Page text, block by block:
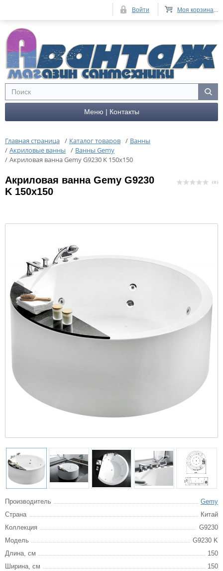
Меню | Контакты
Главная страница / Каталог товаров / Ванны
/ Акриловые ванны / Ванны Gemy
/ Акриловая ванна Gemy G9230 K 150x150
Акриловая ванна Gemy G9230
K 150x150
( 0 )
Производитель
Gemy
Страна
Китай
Коллекция
G9230
Модель
G9230 K
Длина, см
150
Ширина, см
150
Моя корзина...
Войти